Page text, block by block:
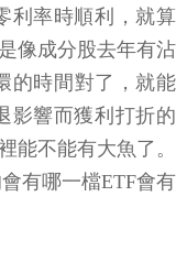
利率時順利，就算
像成分股去年有沾
的時間對了，就能
影響而獲利打折的
能不能有大魚了。
有哪一檔ETF會有